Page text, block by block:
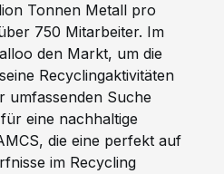
Tonnen Metall pro
750 Mitarbeiter. Im
den Markt, um die
Recyclingaktivitäten
umfassenden Suche
eine nachhaltige
die eine perfekt auf
im Recycling